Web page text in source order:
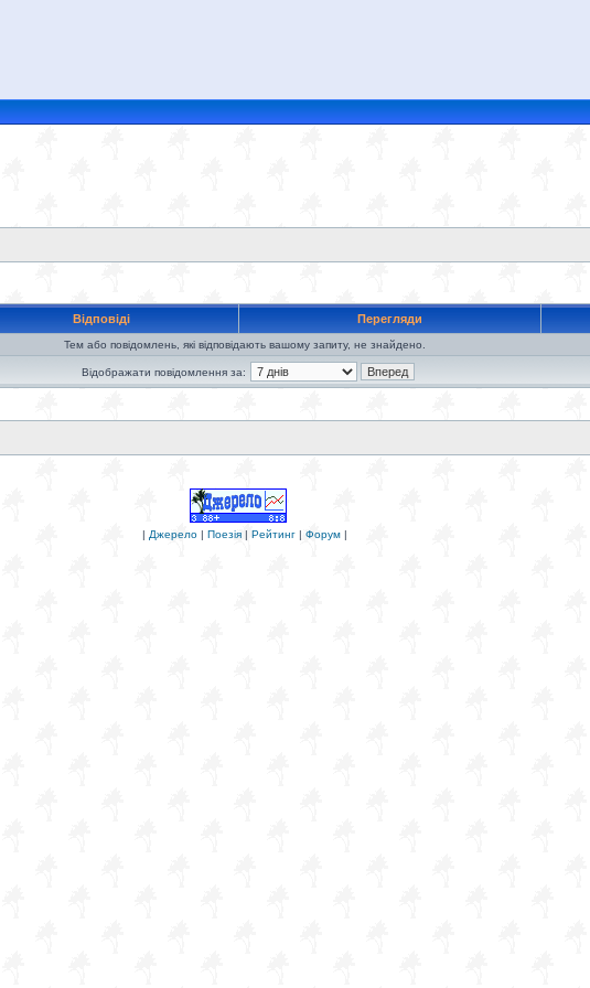
Відповіді Перегляди
Тем або повідомлень, які відповідають вашому запиту, не знайдено.
Відображати повідомлення за:
| Джерело | Поезія | Рейтинг | Форум |